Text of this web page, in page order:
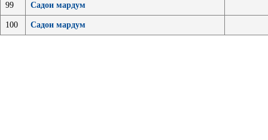
99 Садои мардум
100 Садои мардум